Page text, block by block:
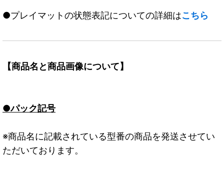
●プレイマットの状態表記についての詳細はこちら
【商品名と商品画像について】
●パック記号
※商品名に記載されている型番の商品を発送させてい
ただいております。